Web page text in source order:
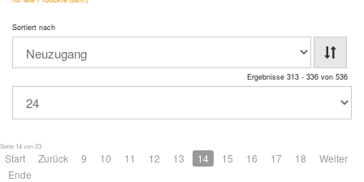
Sortiert nach
Ergebnisse 313 - 336 von 536
Seite 14 von 23
Start Zurück 9 10 11 12 13 14 15 16 17 18
Weiter
Ende